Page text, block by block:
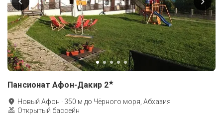
Пансионат Афон-Дакир 2★
Новый Афон · 350 м до Чёрного моря, Абхазия
Открытый бассейн